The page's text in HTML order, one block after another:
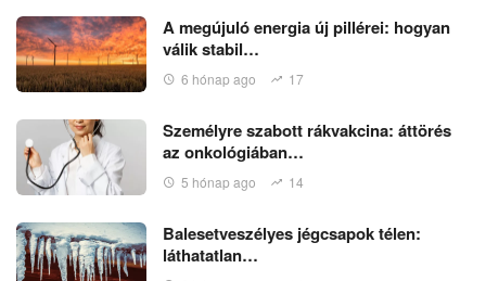
A megújuló energia új pillérei: hogyan
válik stabil…
6 hónap ago 17
Személyre szabott rákvakcina: áttörés
az onkológiában…
5 hónap ago 14
Balesetveszélyes jégcsapok télen:
láthatatlan…